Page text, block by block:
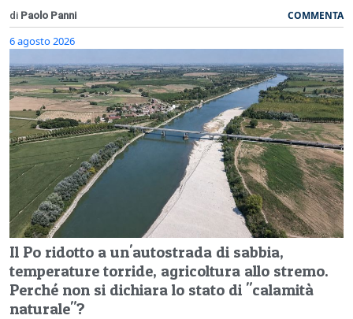
di Paolo Panni COMMENTA
6 agosto 2026
Il Po ridotto a un'autostrada di sabbia,
temperature torride, agricoltura allo stremo.
Perché non si dichiara lo stato di "calamità
naturale"?